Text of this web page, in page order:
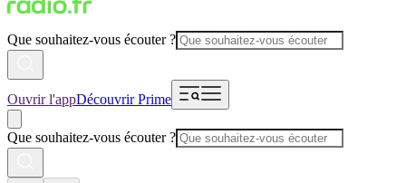
Que souhaitez-vous écouter ?
Ouvrir l'appDécouvrir Prime
Que souhaitez-vous écouter ?